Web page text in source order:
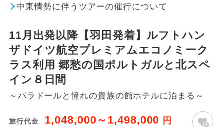
中東情勢に伴うツアーの催行について
11月出発以降【羽田発着】ルフトハン
ザドイツ航空プレミアムエコノミーク
ラス利用 郷愁の国ポルトガルと北スペ
イン８日間
～パラドールと憧れの貴族の館ホテルに泊まる～
旅行代金 1,048,000～1,498,000 円
※上記の燃油サーチャージは変更になる場合
があります。
【日本国内空港施設使用料】
羽田空港
2026/8/7〜2026/10/5 大人（12歳以上）
2,950円、子供（2歳以上12歳未満）1,470円
2026/10/6〜2027/6/4 大人（12歳以上）
2,950円、子供（2歳以上12歳未満）1,470円
2027/6/5〜 大人（12歳以上）2,950円、子供
（2歳以上12歳未満）1,470円
せていただきます。
追加代金にて各地発着ありとは
当ツアーは日程表に記載の出発空港だけで
なく、各地より下記追加代金にて飛行機や
鉄道などを利用しご参加いただけます。
ご同行者様が異なる発着地をご希望の場合
は、当社予約センターまで連絡ください。
現地到着後、現地係員が同行しお世話い
たします。
バスガイド乗
務
バスガイドが乗務し、車内での観光案内
があります。
新コース
世界遺産
ユネスコに登録されている文化遺産や自
然遺産を訪ねるコースです。